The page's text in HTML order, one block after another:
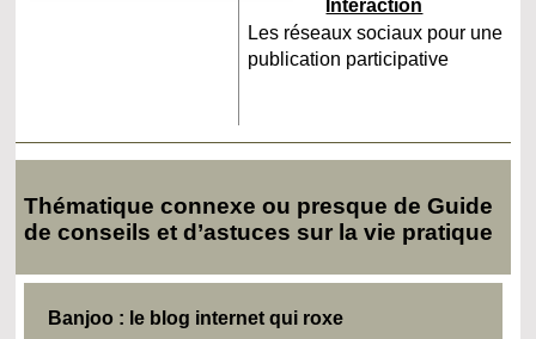
Interaction
Les réseaux sociaux pour une
publication participative
Thématique connexe ou presque de Guide
de conseils et d’astuces sur la vie pratique
Banjoo : le blog internet qui roxe